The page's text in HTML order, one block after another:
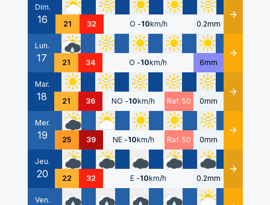
Dim.
16 21 32 O -10km/h 0.2mm Détails
Lun.
17 21 34 O -10km/h 6mm Détails
Mar.
18 21 36 NO -10km/h Raf. 50 0mm Détails
Mer.
19 25 39 NE -10km/h Raf. 50 0mm Détails
Jeu.
20 22 32 E -10km/h 0.2mm Détails
Ven.